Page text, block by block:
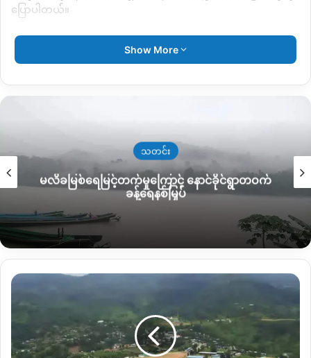
ပြောပါတယ်။
လက်ရှိ ဝါးတစ်ချောင်းမှာ ကျပ် ၇ ထောင်ဝန်းကျင်ရှိပြီး
တစ်စုနေလို့ရနိုင်မယ် စစ်ရှောင်တဲ တစ်ခုကို ဆောက်လုပ်ဖို့ဆိုရင် ဝါး
အစားထိုးဖို့ လိုအပ်နေတာ ဖြစ်ပါတယ်။
၃၀ ကနေ ၄၀ ထိကုန်ကျနိုင်ပြီး
သစ်တွေနဲ့ကောင်းမွန်စွာ
ပြင်ပြင်မယ်ဆိုပါက ကျပ် သိန်း
၁၀၀ ဝန်းကျင် ကုန်ကျနိုင်တယ်လို့
ဆိုပါတယ်။
ကုန်ကျငွေအကြမ်းဖျင်း အဆောင်တစ်ခုမှာ အိမ်ခြေ ၆ ခုကနေ ၁၀ခု
ထိ နေထိုင်လို့ ရတဲ့ အခန်းလေးတွေ အကန့်လိုက် ဆောင်လုပ်ထား
တာ ဖြစ်ပြီး တဲ ၁၃ ခုရှိတဲ့ထဲမှာ ၁၀ ခုလောက်က ပြန်လည် ပြုပြင်ဖို့
နောင်ချိန်း လဘန်ကျေးရွာ တစ်လျှောက်မှာ တိမ်းရှောင်နေထိုင်နေ
ကြတဲ့
စစ်ရှောင်စခန်းပေါင်း ၂၀ကျော်နဲ့ အိမ်ထောင်စု ၁၀၀၀ ကျော်
ရှိတယ်လို့ သိရပြီး အိမ်ထောင်စု ၁၇၂ ခုမှာ လူဦးရေ ၈၈၅ ဦး ထိ ရှိ
Show More
သတင်း
မလိခမြစ်ရေမြင့်တက်မှုကြောင့် နောင်ခိုင်ရွာတဝက်
ခန့်ရေနစ်မြှပ်
ပညာရေး
ဝန်ထမ်း
တွေ
ပေး